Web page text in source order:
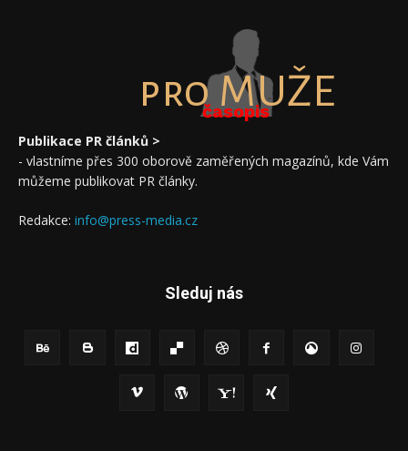
pro MUŽE
časopis
Publikace PR článků >
- vlastníme přes 300 oborově zaměřených magazínů, kde Vám
můžeme publikovat PR články.
Redakce: info@press-media.cz
Sleduj nás